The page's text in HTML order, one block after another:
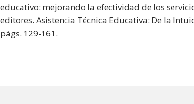
educativo: mejorando la efectividad de los
editores. Asistencia Técnica Educativa: De la
págs. 129-161.